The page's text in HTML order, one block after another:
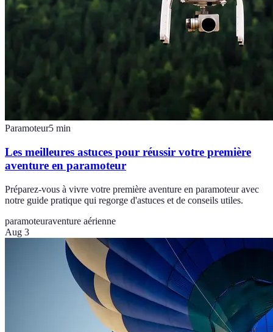
Paramoteur5 min
Les meilleures astuces pour réussir votre première
aventure en paramoteur
Préparez-vous à vivre votre première aventure en paramoteur avec
notre guide pratique qui regorge d'astuces et de conseils utiles.
paramoteuraventure aérienne
Aug 3